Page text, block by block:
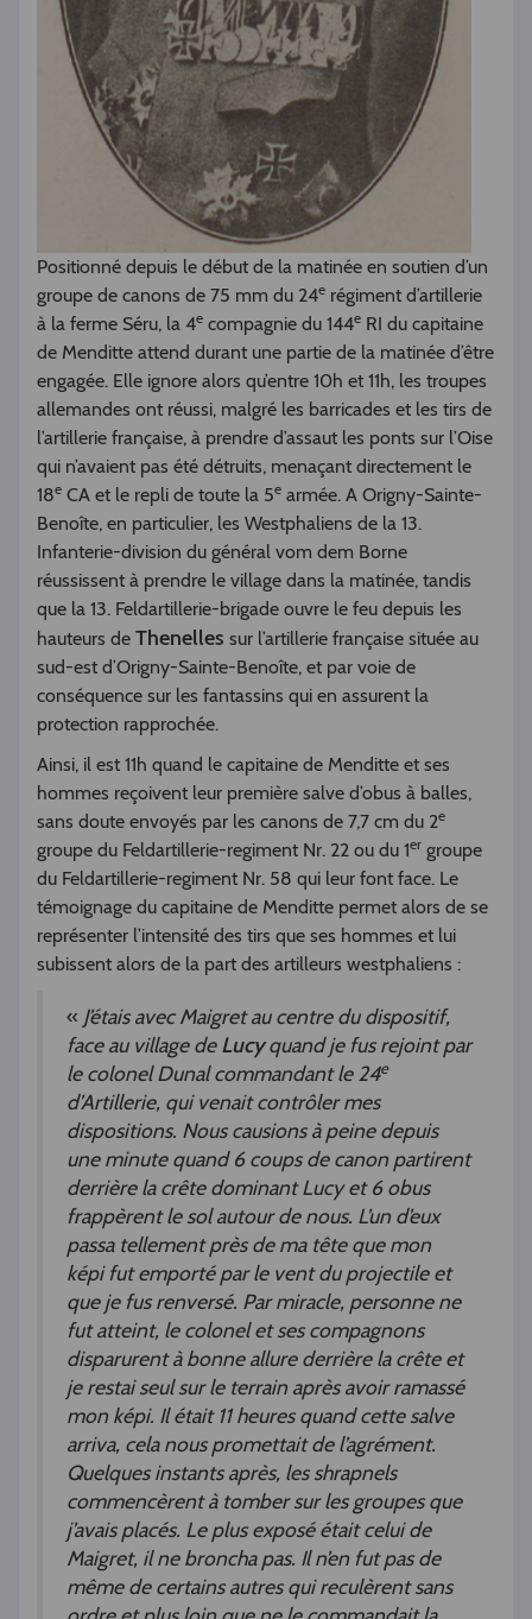
Positionné depuis le début de la matinée en soutien d’un
groupe de canons de 75 mm du 24e régiment d’artillerie
à la ferme Séru, la 4e compagnie du 144e RI du capitaine
de Menditte attend durant une partie de la matinée d’être
engagée. Elle ignore alors qu’entre 10h et 11h, les troupes
allemandes ont réussi, malgré les barricades et les tirs de
l’artillerie française, à prendre d’assaut les ponts sur l’Oise
qui n’avaient pas été détruits, menaçant directement le
18e CA et le repli de toute la 5e armée. A Origny-Sainte-
Benoîte, en particulier, les Westphaliens de la 13.
Infanterie-division du général vom dem Borne
réussissent à prendre le village dans la matinée, tandis
que la 13. Feldartillerie-brigade ouvre le feu depuis les
hauteurs de Thenelles sur l’artillerie française située au
sud-est d’Origny-Sainte-Benoîte, et par voie de
conséquence sur les fantassins qui en assurent la
protection rapprochée.
Ainsi, il est 11h quand le capitaine de Menditte et ses
hommes reçoivent leur première salve d’obus à balles,
sans doute envoyés par les canons de 7,7 cm du 2e
groupe du Feldartillerie-regiment Nr. 22 ou du 1er groupe
du Feldartillerie-regiment Nr. 58 qui leur font face. Le
témoignage du capitaine de Menditte permet alors de se
représenter l’intensité des tirs que ses hommes et lui
subissent alors de la part des artilleurs westphaliens :
« J’étais avec Maigret au centre du dispositif,
face au village deLucyquand je fus rejoint par
le colonel Dunal commandant le 24e
d’Artillerie, qui venait contrôler mes
dispositions. Nous causions à peine depuis
une minute quand 6 coups de canon partirent
derrière la crête dominant Lucy et 6 obus
frappèrent le sol autour de nous. L’un d’eux
passa tellement près de ma tête que mon
képi fut emporté par le vent du projectile et
que je fus renversé. Par miracle, personne ne
fut atteint, le colonel et ses compagnons
disparurent à bonne allure derrière la crête et
je restai seul sur le terrain après avoir ramassé
mon képi. Il était 11 heures quand cette salve
arriva, cela nous promettait de l’agrément.
Quelques instants après, les shrapnels
commencèrent à tomber sur les groupes que
j’avais placés. Le plus exposé était celui de
Maigret, il ne broncha pas. Il n’en fut pas de
même de certains autres qui reculèrent sans